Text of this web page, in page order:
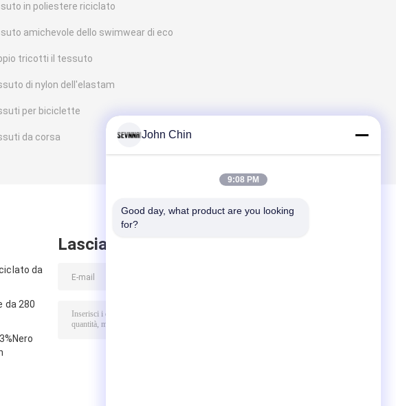
in poliestere riciclato
amichevole dello swimwear di eco
tricotti il tessuto
di nylon dell'elastam
per biciclette
da corsa
da
da 280
Lasciare messaggio
John Chin
9:08 PM
Good day, what product are you looking
for?